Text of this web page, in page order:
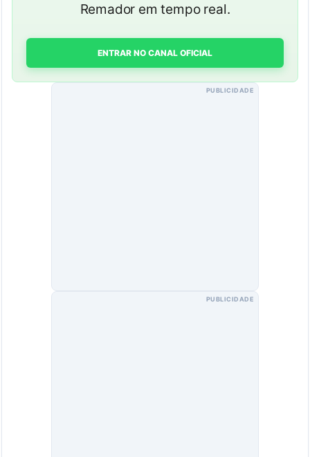
Remador em tempo real.
ENTRAR NO CANAL OFICIAL
PUBLICIDADE
PUBLICIDADE